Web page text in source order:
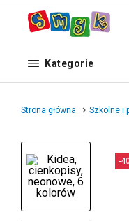
Kategorie
Strona główna Szkolne i
-